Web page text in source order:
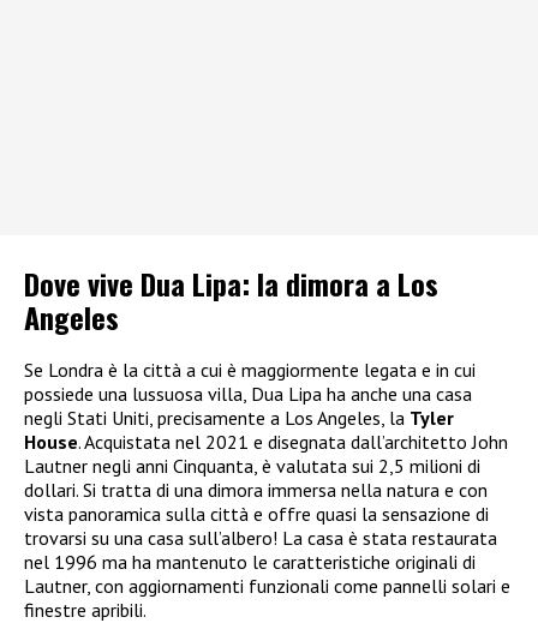
Dove vive Dua Lipa: la dimora a Los
Angeles
Se Londra è la città a cui è maggiormente legata e in cui
possiede una lussuosa villa, Dua Lipa ha anche una casa
negli Stati Uniti, precisamente a Los Angeles, la Tyler
House. Acquistata nel 2021 e disegnata dall’architetto John
Lautner negli anni Cinquanta, è valutata sui 2,5 milioni di
dollari. Si tratta di una dimora immersa nella natura e con
vista panoramica sulla città e offre quasi la sensazione di
trovarsi su una casa sull’albero! La casa è stata restaurata
nel 1996 ma ha mantenuto le caratteristiche originali di
Lautner, con aggiornamenti funzionali come pannelli solari e
finestre apribili.